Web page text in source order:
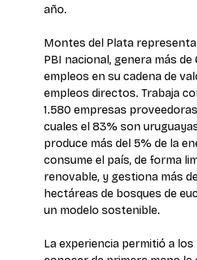
año.
Montes del Plata representa
PBI nacional, genera más de
empleos en su cadena de
empleos directos. Trabaja
1.580 empresas
cuales el 83% son
produce más del 5% de la
consume el país, de forma
renovable, y gestiona más de
hectáreas de bosques de
un modelo sostenible.
La experiencia permitió a